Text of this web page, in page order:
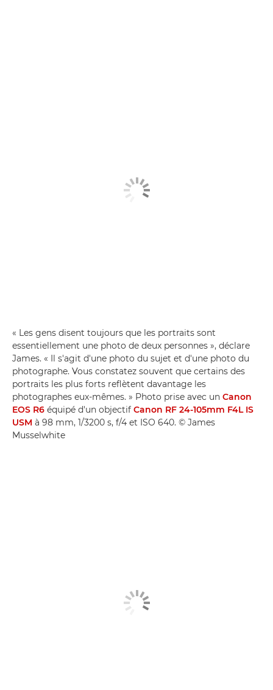
« Les gens disent toujours que les portraits sont
essentiellement une photo de deux personnes », déclare
James. « Il s'agit d'une photo du sujet et d'une photo du
photographe. Vous constatez souvent que certains des
portraits les plus forts reflètent davantage les
photographes eux-mêmes. » Photo prise avec un Canon
EOS R6 équipé d'un objectif Canon RF 24-105mm F4L IS
USM à 98 mm, 1/3200 s, f/4 et ISO 640. © James
Musselwhite